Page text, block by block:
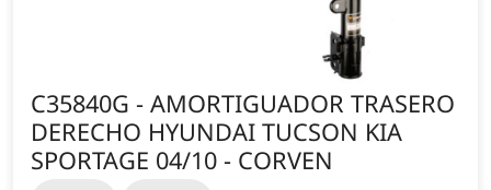
C35840G - AMORTIGUADOR TRASERO
DERECHO HYUNDAI TUCSON KIA
SPORTAGE 04/10 - CORVEN